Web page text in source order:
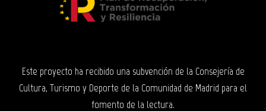
Este proyecto ha recibido una subvención de la Consejería de
Cultura, Turismo y Deporte de la Comunidad de Madrid para el
fomento de la lectura.